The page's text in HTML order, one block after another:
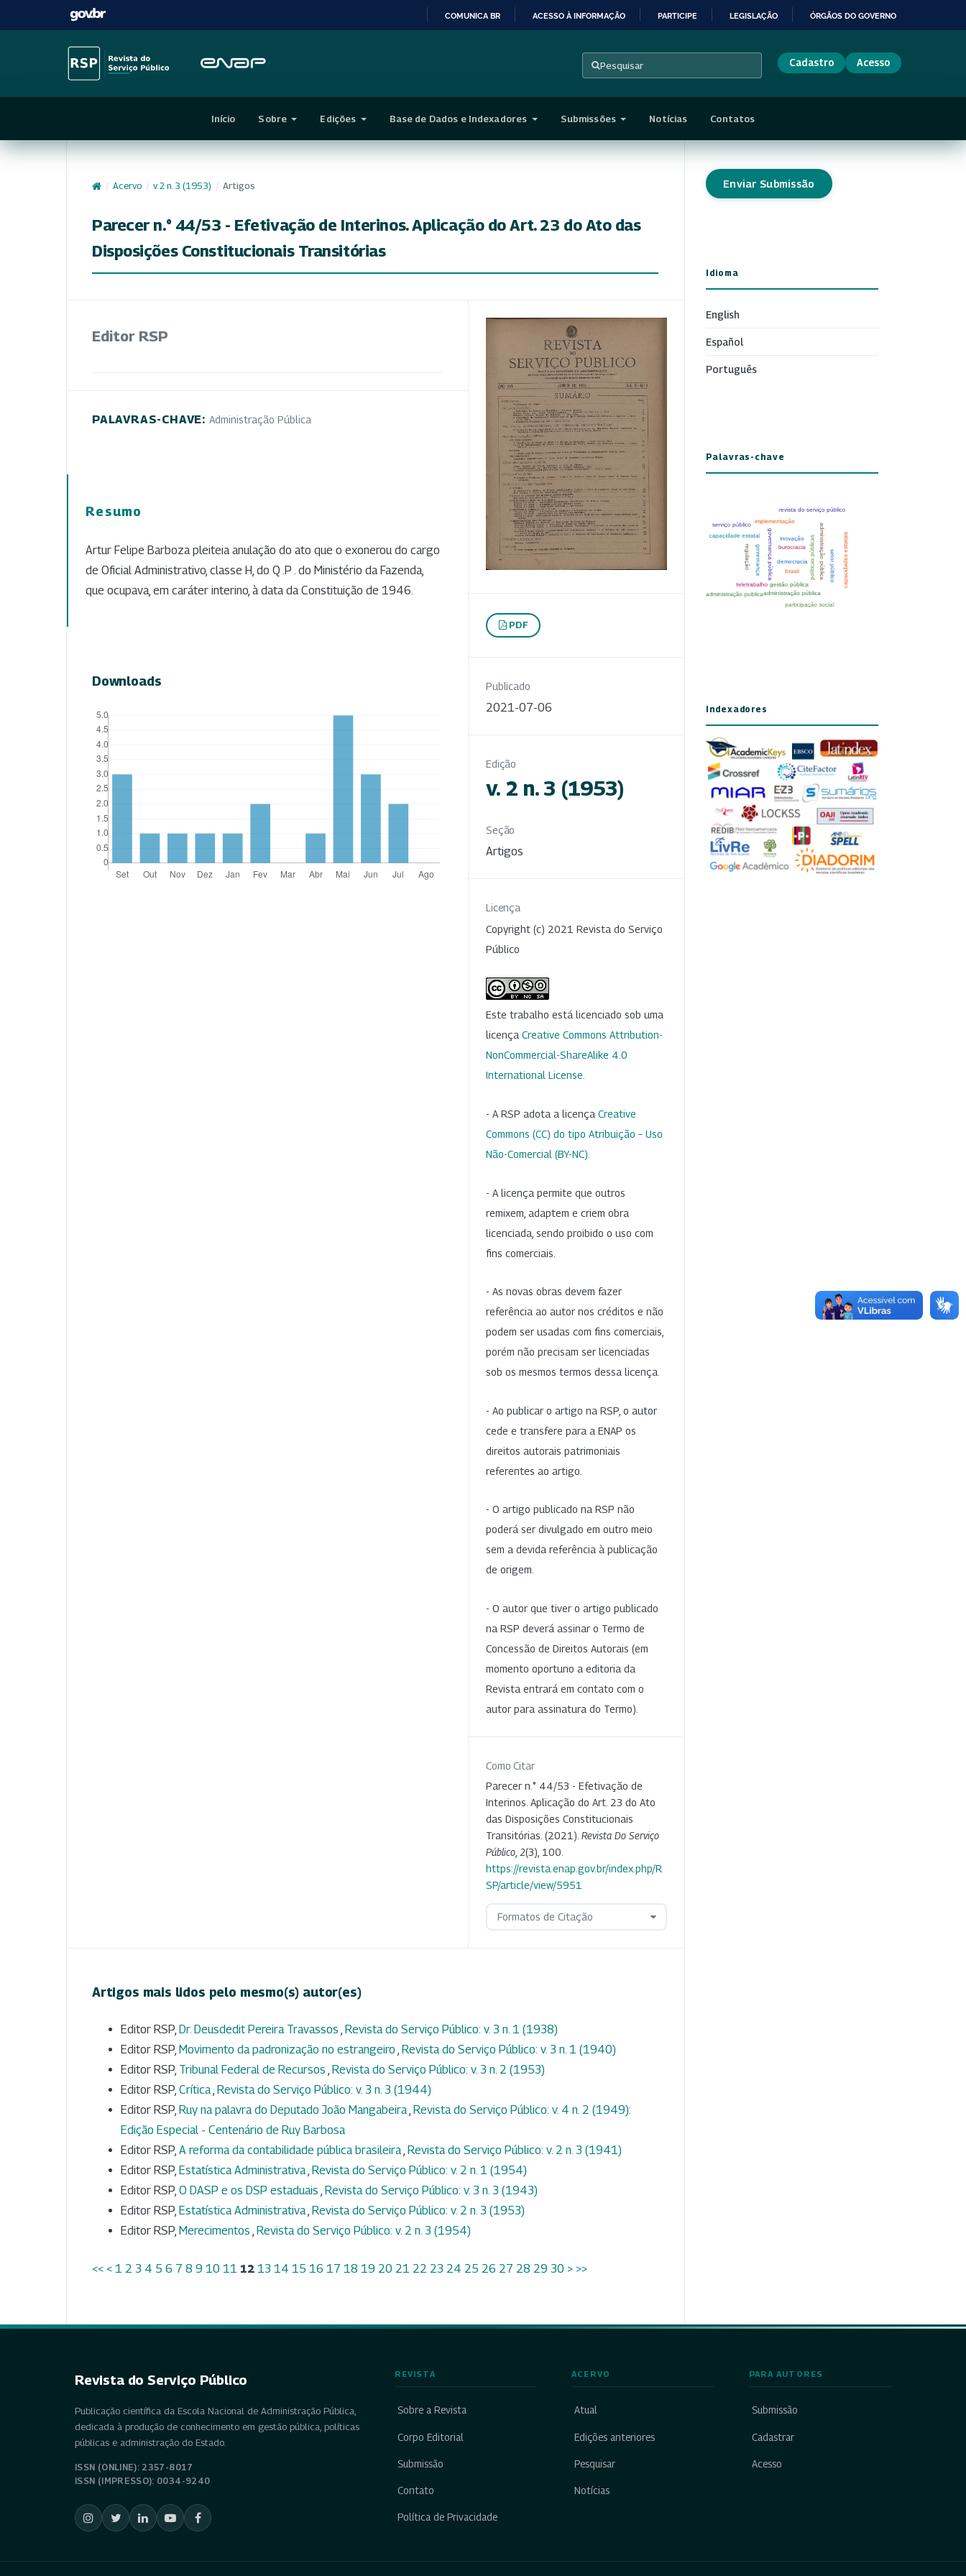
CONTEÚDO
COMUNICA BR ACESSO À INFORMAÇÃO PARTICIPE LEGISLAÇÃO ÓRGÃOS DO GOVERNO
Pesquisar Cadastro Acesso
Início Sobre Edições Base de Dados e Indexadores Submissões Notícias Contatos
/ Acervo / v. 2 n. 3 (1953) / Artigos
Parecer n.° 44/53 - Efetivação de Interinos. Aplicação do Art. 23 do Ato das
Disposições Constitucionais Transitórias
Editor RSP
PALAVRAS-CHAVE: Administração Pública
Resumo
Artur Felipe Barboza pleiteia anulação do ato que o exonerou do cargo
de Oficial Administrativo, classe H, do Q .P . do Ministério da Fazenda,
que ocupava, em caráter interino, à data da Constituição de 1946.
Downloads
PDF
Publicado
2021-07-06
Edição
v. 2 n. 3 (1953)
Seção
Artigos
Licença
Copyright (c) 2021 Revista do Serviço
Público
Este trabalho está licenciado sob uma
licença Creative Commons Attribution-
NonCommercial-ShareAlike 4.0
International License
- A RSP adota a licença Creative
Commons (CC) do tipo Atribuição – Uso
Não-Comercial (BY-NC)
- A licença permite que outros
remixem, adaptem e criem obra
licenciada, sendo proibido o uso com
fins comerciais.
- As novas obras devem fazer
referência ao autor nos créditos e não
podem ser usadas com fins comerciais,
porém não precisam ser licenciadas
sob os mesmos termos dessa licença.
- Ao publicar o artigo na RSP, o autor
cede e transfere para a ENAP os
direitos autorais patrimoniais
referentes ao artigo.
- O artigo publicado na RSP não
poderá ser divulgado em outro meio
sem a devida referência à publicação
de origem.
- O autor que tiver o artigo publicado
na RSP deverá assinar o Termo de
Concessão de Direitos Autorais (em
momento oportuno a editoria da
Revista entrará em contato com o
autor para assinatura do Termo).
Como Citar
Parecer n.° 44/53 - Efetivação de
Interinos. Aplicação do Art. 23 do Ato
das Disposições Constitucionais
Transitórias. (2021). Revista Do Serviço
Público 2(3), 100.
https://revista.enap.gov.br/index.php/R
SP/article/view/5951
Formatos de Citação
Artigos mais lidos pelo mesmo(s) autor(es)
Editor RSP, Dr. Deusdedit Pereira Travassos Revista do Serviço Público: v. 3 n. 1 (1938)
Editor RSP, Movimento da padronização no estrangeiro Revista do Serviço Público: v. 3 n. 1 (1940)
Editor RSP, Tribunal Federal de Recursos Revista do Serviço Público: v. 3 n. 2 (1953)
Editor RSP, Crítica Revista do Serviço Público: v. 3 n. 3 (1944)
Editor RSP, Ruy na palavra do Deputado João Mangabeira Revista do Serviço Público: v. 4 n. 2 (1949):
Edição Especial - Centenário de Ruy Barbosa
Editor RSP, A reforma da contabilidade pública brasileira Revista do Serviço Público: v. 2 n. 3 (1941)
Editor RSP, Estatística Administrativa Revista do Serviço Público: v. 2 n. 1 (1954)
Editor RSP, O DASP e os DSP estaduais Revista do Serviço Público: v. 3 n. 3 (1943)
Editor RSP, Estatística Administrativa Revista do Serviço Público: v. 2 n. 3 (1953)
Editor RSP, Merecimentos Revista do Serviço Público: v. 2 n. 3 (1954)
<< < 1 2 3 4 5 6 7 8 9 10 11 12 13 14 15 16 17 18 19 20 21 22 23 24 25 26 27 28 29 30 > >>
Enviar Submissão
Idioma
English
Español
Português
Palavras-chave
Indexadores
Revista do Serviço Público
Publicação científica da Escola Nacional de Administração Pública,
dedicada à produção de conhecimento em gestão pública, políticas
públicas e administração do Estado.
ISSN (ONLINE): 2357-8017
ISSN (IMPRESSO): 0034-9240
REVISTA
Sobre a Revista
Corpo Editorial
Submissão
Contato
Política de Privacidade
ACERVO
Atual
Edições anteriores
Pesquisar
Notícias
PARA AUTORES
Submissão
Cadastrar
Acesso